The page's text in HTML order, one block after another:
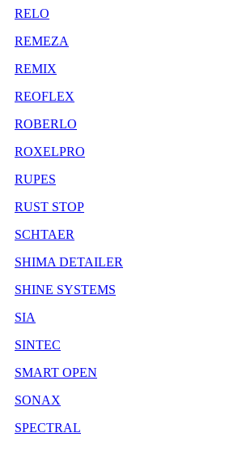
RELO
REMEZA
REMIX
REOFLEX
ROBERLO
ROXELPRO
RUPES
RUST STOP
SCHTAER
SHIMA DETAILER
SHINE SYSTEMS
SIA
SINTEC
SMART OPEN
SONAX
SPECTRAL